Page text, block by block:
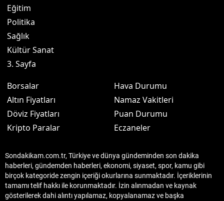
Eğitim
Politika
Sağlık
Kültür Sanat
3. Sayfa
Borsalar
Altın Fiyatları
Döviz Fiyatları
Kripto Paralar
Hava Durumu
Namaz Vakitleri
Puan Durumu
Eczaneler
Sondakikam.com.tr, Türkiye ve dünya gündeminden son dakika
haberleri, gündemden haberleri, ekonomi, siyaset, spor, kamu gibi
birçok kategoride zengin içeriği okurlarına sunmaktadır. İçeriklerinin
tamamı telif hakkı ile korunmaktadır. İzin alınmadan ve kaynak
gösterilerek dahi alıntı yapılamaz, kopyalanamaz ve başka